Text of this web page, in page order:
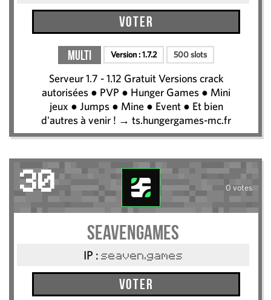
Voter
Multi Version :1.7.2 500 slots
Serveur 1.7 - 1.12 Gratuit Versions crack
autorisées ● PVP ● Hunger Games ● Mini
jeux ● Jumps ● Mine ● Event ● Et bien
d'autres à venir ! → ts.hungergames-mc.fr
30 0 votes
SeavenGames
IP : seaven.games
Voter